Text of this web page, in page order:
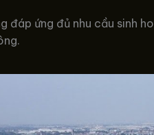
đáp ứng đủ nhu cầu sinh